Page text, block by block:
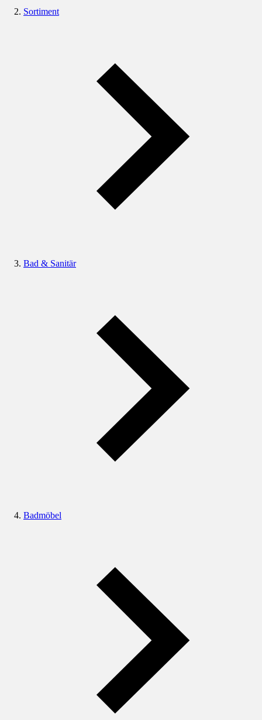
Sortiment
Bad & Sanitär
Badmöbel